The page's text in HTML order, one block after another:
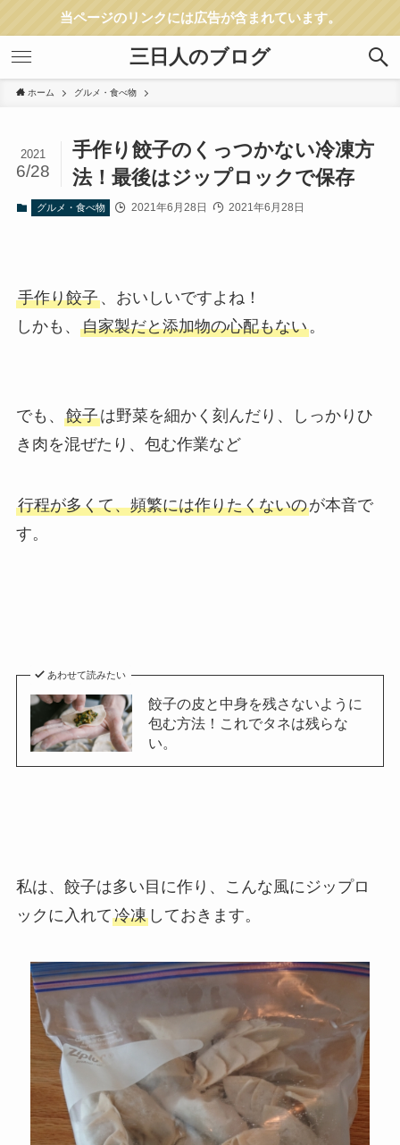
当ページのリンクには広告が含まれています。
三日人のブログ
ホーム グルメ・食べ物
手作り餃子のくっつかない冷凍方
法！最後はジップロックで保存
2021
6/28
グルメ・食べ物 2021年6月28日 2021年6月28日
手作り餃子、おいしいですよね！
しかも、 自家製だと添加物の心配もない。
でも、 餃子は野菜を細かく刻んだり、しっかりひ
き肉を混ぜたり、包む作業など
行程が多くて、頻繁には作りたくないのが本音で
す。
あわせて読みたい
餃子の皮と中身を残さないように
包む方法！これでタネは残らな
い。
私は、餃子は多い目に作り、こんな風にジップロ
ックに入れて冷凍しておきます。